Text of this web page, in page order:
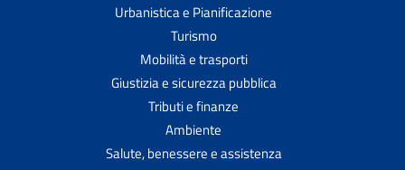
Urbanistica e Pianificazione
Turismo
Mobilità e trasporti
Giustizia e sicurezza pubblica
Tributi e finanze
Ambiente
Salute, benessere e assistenza